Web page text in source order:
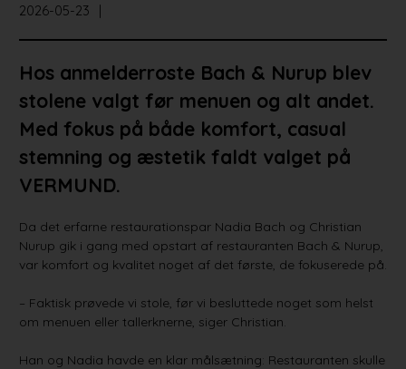
2026-05-23
Hos anmelderroste Bach & Nurup blev
stolene valgt før menuen og alt andet.
Med fokus på både komfort, casual
stemning og æstetik faldt valget på
VERMUND.
Da det erfarne restaurationspar Nadia Bach og Christian
Nurup gik i gang med opstart af restauranten Bach & Nurup,
var komfort og kvalitet noget af det første, de fokuserede på.
– Faktisk prøvede vi stole, før vi besluttede noget som helst
om menuen eller tallerknerne, siger Christian.
Han og Nadia havde en klar målsætning: Restauranten skulle